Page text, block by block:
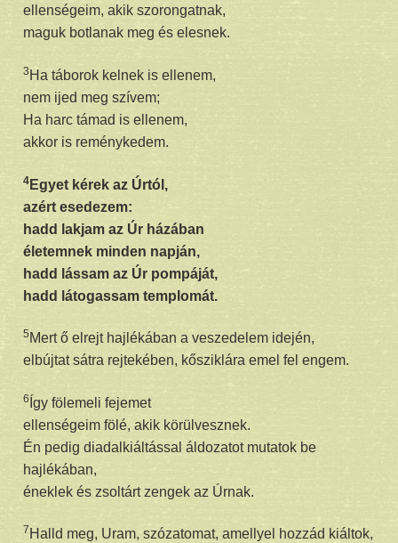
ellenségeim, akik szorongatnak,
maguk botlanak meg és elesnek.
3 Ha táborok kelnek is ellenem,
nem ijed meg szívem;
Ha harc támad is ellenem,
akkor is reménykedem.
4 Egyet kérek az Úrtól,
azért esedezem:
hadd lakjam az Úr házában
életemnek minden napján,
hadd lássam az Úr pompáját,
hadd látogassam templomát.
5 Mert ő elrejt hajlékában a veszedelem idején,
elbújtat sátra rejtekében, kősziklára emel fel engem.
6 Így fölemeli fejemet
ellenségeim fölé, akik körülvesznek.
Én pedig diadalkiáltással áldozatot mutatok be
hajlékában,
éneklek és zsoltárt zengek az Úrnak.
7 Halld meg, Uram, szózatomat, amellyel hozzád kiáltok,